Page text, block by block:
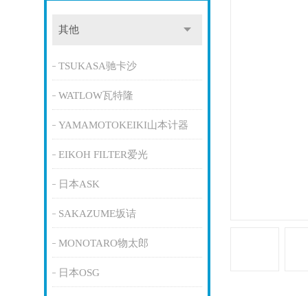
其他
TSUKASA驰卡沙
WATLOW瓦特隆
YAMAMOTOKEIKI山本计器
EIKOH FILTER爱光
日本ASK
SAKAZUME坂诘
MONOTARO物太郎
日本OSG